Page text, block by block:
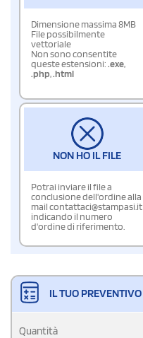
Dimensione massima 8MB
File possibilmente
vettoriale
Non sono consentite
queste estensioni:.exe,
.php,.html
NON HO IL FILE
Potrai inviare il file a
conclusione dell'ordine alla
mail contattaci@stampasi.it
indicando il numero
d'ordine di riferimento.
IL TUO PREVENTIVO
Quantità